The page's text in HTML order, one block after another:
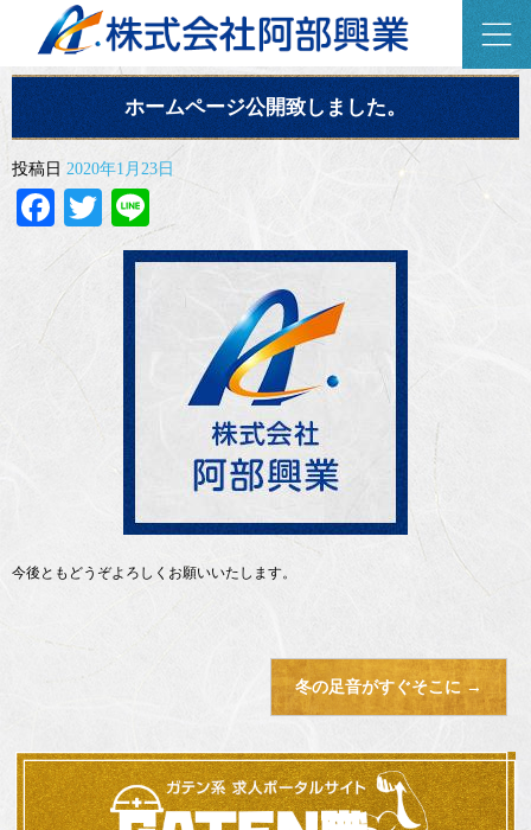
オフィシャルブログ
ホームページ公開致しました。
投稿日 2020年1月23日
Facebook
Twitter
今後ともどうぞよろしくお願いいたします。
冬の足音がすぐそこに →